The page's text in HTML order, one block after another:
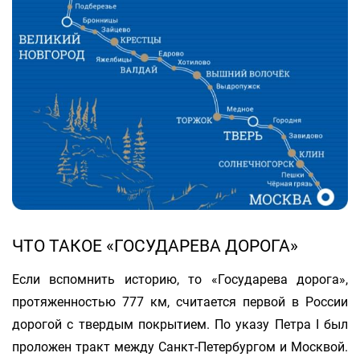
ЧТО ТАКОЕ «ГОСУДАРЕВА ДОРОГА»
Если вспомнить историю, то «Государева дорога»,
протяженностью 777 км, считается первой в России
дорогой с твердым покрытием. По указу Петра I был
проложен тракт между Санкт-Петербургом и Москвой.